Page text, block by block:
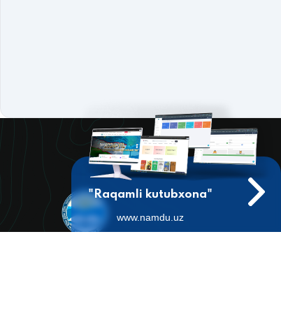
"Raqamli kutubxona"
www.namdu.uz